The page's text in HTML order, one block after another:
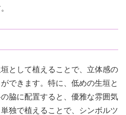
として植えることで、立体感の
できます。特に、低めの生垣と
脇に配置すると、優雅な雰囲気
独で植えることで、シンボルツ